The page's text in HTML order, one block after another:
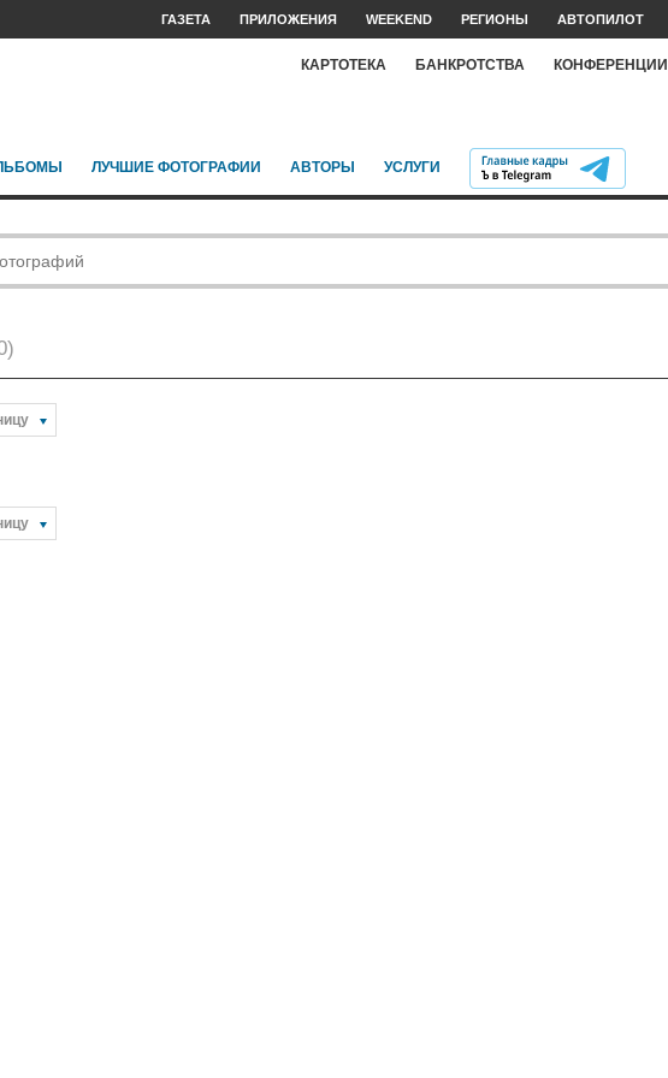
ГАЗЕТА ПРИЛОЖЕНИЯ WEEKEND РЕГИОНЫ АВТОПИЛОТ
КАРТОТЕКА БАНКРОТСТВА КОНФЕРЕНЦИИ
ЛУЧШИЕ ФОТОГРАФИИ АВТОРЫ УСЛУГИ